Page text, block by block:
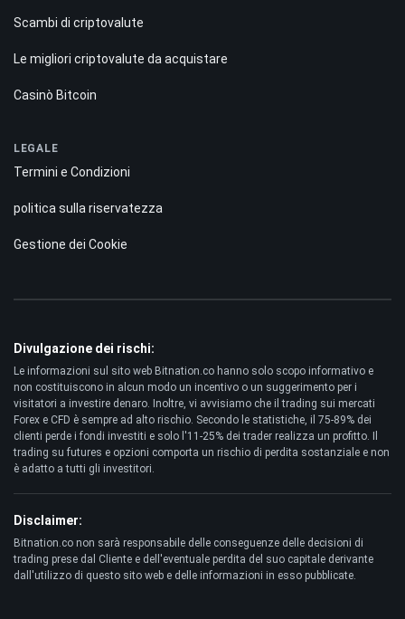
Scambi di criptovalute
Le migliori criptovalute da acquistare
Casinò Bitcoin
LEGALE
Termini e Condizioni
politica sulla riservatezza
Gestione dei Cookie
Divulgazione dei rischi:
Le informazioni sul sito web Bitnation.co hanno solo scopo informativo e
non costituiscono in alcun modo un incentivo o un suggerimento per i
visitatori a investire denaro. Inoltre, vi avvisiamo che il trading sui mercati
Forex e CFD è sempre ad alto rischio. Secondo le statistiche, il 75-89% dei
clienti perde i fondi investiti e solo l'11-25% dei trader realizza un profitto. Il
trading su futures e opzioni comporta un rischio di perdita sostanziale e non
è adatto a tutti gli investitori.
Disclaimer:
Bitnation.co non sarà responsabile delle conseguenze delle decisioni di
trading prese dal Cliente e dell'eventuale perdita del suo capitale derivante
dall'utilizzo di questo sito web e delle informazioni in esso pubblicate.